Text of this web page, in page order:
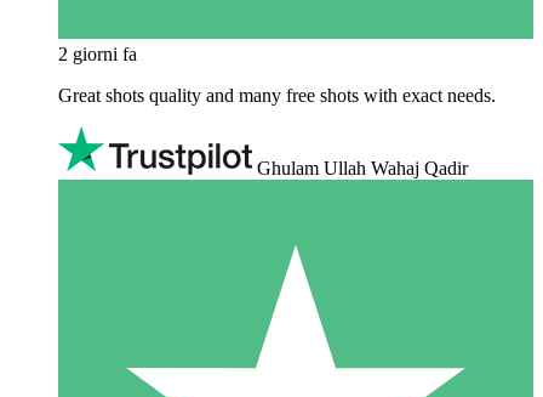
2 giorni fa
Great shots quality and many free shots with exact needs.
Ghulam Ullah Wahaj Qadir